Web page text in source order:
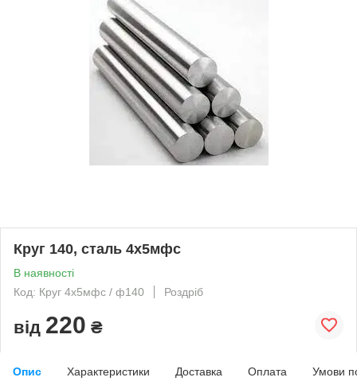
Круг 140, сталь 4х5мфс
В наявності
Код: Круг 4х5мфс / ф140
Роздріб
від 220 ₴
Опис Характеристики Доставка Оплата Умови